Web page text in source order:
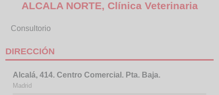
ALCALA NORTE, Clínica Veterinaria
Consultorio
DIRECCIÓN
Alcalá, 414. Centro Comercial. Pta. Baja.
Madrid